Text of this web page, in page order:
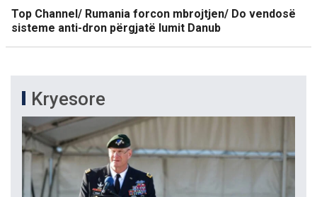
Top Channel/ Rumania forcon mbrojtjen/ Do vendosë
sisteme anti-dron përgjatë lumit Danub
Kryesore